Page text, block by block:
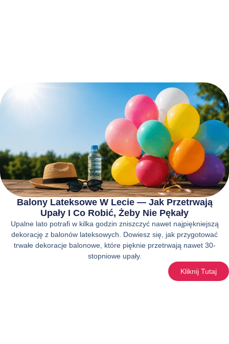
Balony Lateksowe W Lecie — Jak Przetrwają
Upały I Co Robić, Żeby Nie Pękały
Upalne lato potrafi w kilka godzin zniszczyć nawet najpiękniejszą
dekorację z balonów lateksowych. Dowiesz się, jak przygotować
trwałe dekoracje balonowe, które pięknie przetrwają nawet 30-
stopniowe upały.
Kliknij Tutaj